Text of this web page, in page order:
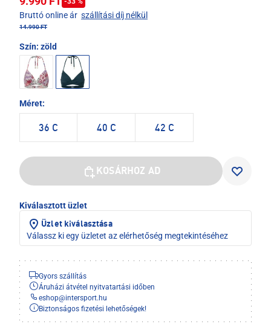
Bruttó online ár szállítási díj nélkül
14.990 FT
Szín: zöld
Méret:
36 C 40 C 42 C
KOSÁRHOZ AD
Kiválasztott üzlet
Üzlet kiválasztása
Válassz ki egy üzletet az elérhetőség megtekintéséhez
Gyors szállítás
Áruházi átvétel nyitvatartási időben
eshop@intersport.hu
Biztonságos fizetési lehetőségek!